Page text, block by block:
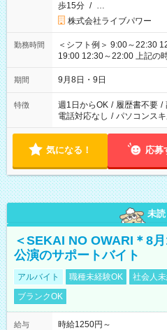
歩15分 / …
株式会社ライブパワー
勤務時間
＜シフト例＞ 9:00～22:30
19:00 12:30～22:00 上記の時間から好きな時間を選べます！ ※
時間は変更となる可能性が
期間 9月8日・9日
特徴 週1日からOK / 履歴書不要 /
電話対応なし / パソコンス
気になる！ 応募
未読
＜SEKAI NO OWARI＊8
公演のサポートバイト
アルバイト 職種未経験OK 社会人
ブランクOK
給与
時給1250円～